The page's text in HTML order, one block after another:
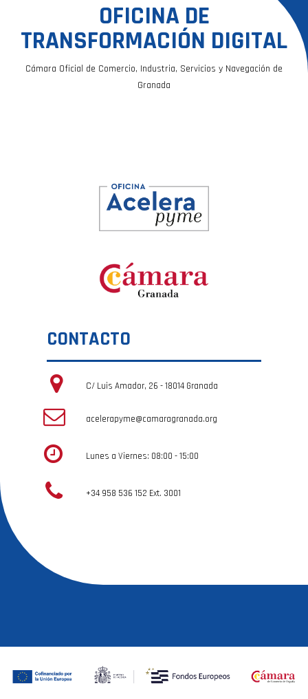
OFICINA DE
TRANSFORMACIÓN DIGITAL
Cámara Oficial de Comercio, Industria, Servicios y Navegación de
Granada
CONTACTO
C/ Luis Amador, 26 - 18014 Granada
acelerapyme@camaragranada.org
Lunes a Viernes: 08:00 - 15:00
+34 958 536 152 Ext. 3001